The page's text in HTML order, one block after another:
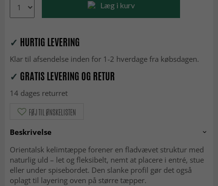
Læg i kurv
✓ HURTIG LEVERING
Klar til afsendelse inden for 1-2 hverdage fra købsdagen.
✓ GRATIS LEVERING OG RETUR
14 dages returret
FØJ TIL ØNSKELISTEN
Beskrivelse
Orientalsk kelimtæppe forener en fladvævet struktur med
naturlig uld – let og fleksibelt, nemt at placere i entré, stue
eller under spisebordet. Den slanke profil gør det også
oplagt til layering oven på større tæpper.